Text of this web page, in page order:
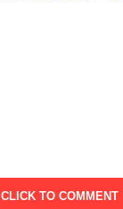
CLICK TO COMMENT